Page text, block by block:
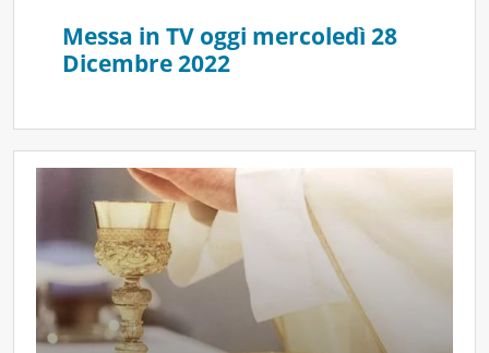
Messa in TV oggi mercoledì 28
Dicembre 2022